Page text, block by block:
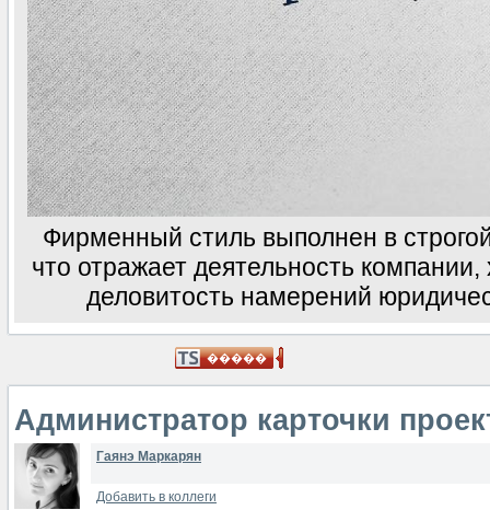
Фирменный стиль выполнен в
что отражает деятельность
деловитость намерений
Администратор карточки
Гаянэ Маркарян
Добавить в коллеги